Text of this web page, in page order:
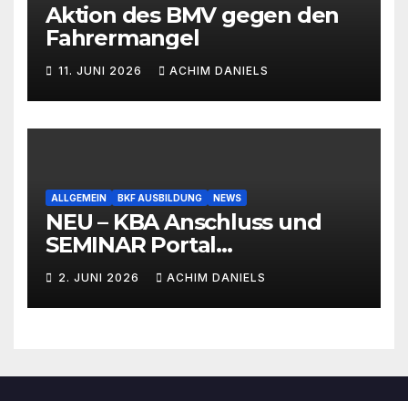
Aktion des BMV gegen den
Fahrermangel
11. JUNI 2026 ACHIM DANIELS
ALLGEMEIN BKF AUSBILDUNG NEWS
NEU – KBA Anschluss und
SEMINAR Portal
AKTIONSPREISE!!! Bis zu 50%
RABATT
2. JUNI 2026 ACHIM DANIELS